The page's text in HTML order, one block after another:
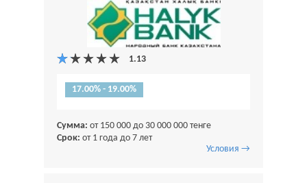
17.00% - 19.00%
Сумма: от 150 000 до 30 000 000 тенге
Срок: от 1 года до 7 лет
Условия →